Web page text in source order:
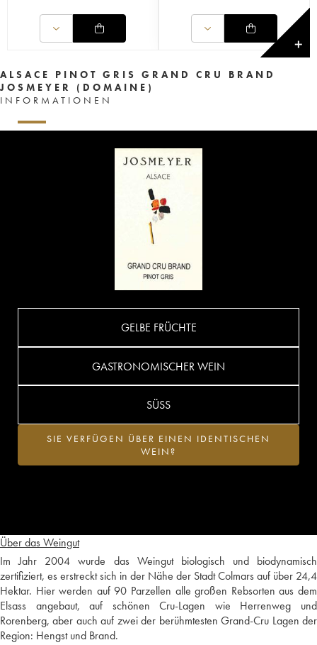
✕
ALSACE PINOT GRIS GRAND CRU BRAND
JOSMEYER (DOMAINE)
INFORMATIONEN
Über das Weingut
Im Jahr 2004 wurde das Weingut biologisch und biodynamisch
zertifiziert, es erstreckt sich in der Nähe der Stadt Colmars auf über 24,4
Hektar. Hier werden auf 90 Parzellen alle großen Rebsorten aus dem
Elsass angebaut, auf schönen Cru-Lagen wie Herrenweg und
Rorenberg, aber auch auf zwei der berühmtesten Grand-Cru Lagen der
Region: Hengst und Brand.
GELBE FRÜCHTE
GASTRONOMISCHER WEIN
SÜSS
SIE VERFÜGEN ÜBER EINEN IDENTISCHEN
WEIN?